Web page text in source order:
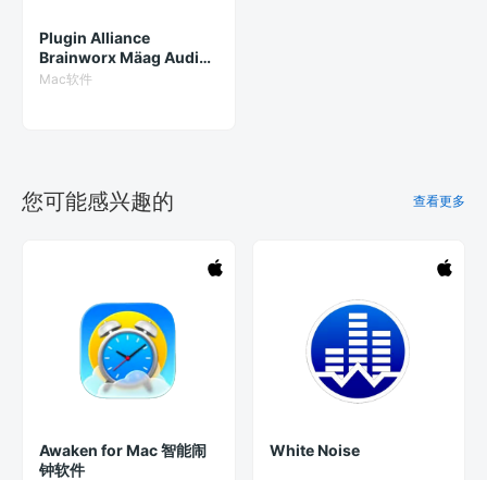
Plugin Alliance
Brainworx Mäag Audio
EQ4 for Mac 1.16.0 破解
Mac软件
您可能感兴趣的 查看更多
Awaken for Mac 智能闹
钟软件
White Noise